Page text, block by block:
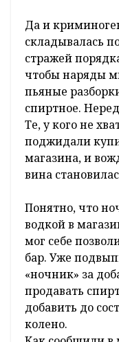
Да и
складывалась
стражей
чтобы наряды
пьяные
спиртное.
Те, у кого не
поджидали
магазина, и
вина
Понятно, что
водкой в
мог себе
бар. Уже
«ночник» за
продавать
добавить до
колено.